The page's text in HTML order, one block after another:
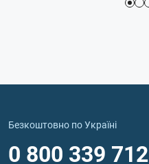
Безкоштовно по Україні
0 800 339 712